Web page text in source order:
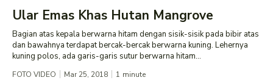
Ular Emas Khas Hutan Mangrove
Bagian atas kepala berwarna hitam dengan sisik-sisik pada bibir atas
dan bawahnya terdapat bercak-bercak berwarna kuning. Lehernya
kuning polos, ada garis-garis sutur berwarna hitam...
FOTO VIDEO Mar 25, 2018 1 minute